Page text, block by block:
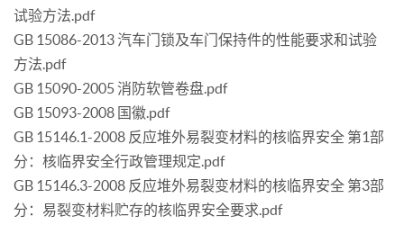
试验方法.pdf
GB 15086-2013 汽车门锁及车门保持件的性能要求和试验
方法.pdf
GB 15090-2005 消防软管卷盘.pdf
GB 15093-2008 国徽.pdf
GB 15146.1-2008 反应堆外易裂变材料的核临界安全 第1部
分：核临界安全行政管理规定.pdf
GB 15146.3-2008 反应堆外易裂变材料的核临界安全 第3部
分：易裂变材料贮存的核临界安全要求.pdf